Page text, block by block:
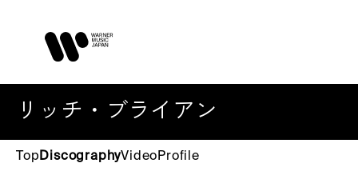
リッチ・ブライアン
Top DiscographyVideo Profile